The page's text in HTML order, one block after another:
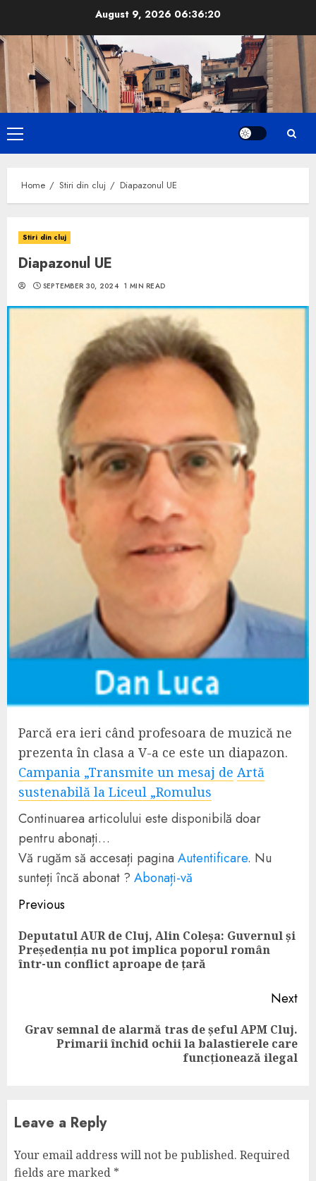
content
August 9, 202606:36:21
Primary
Menu
Home Stiri din cluj Diapazonul UE
Stiri din cluj
Diapazonul UE
SEPTEMBER 30, 2024 1 MIN READ
Parcă era ieri când profesoara de muzică ne
prezenta în clasa a V-a ce este un diapazon.
Campania „Transmite un mesaj de Artă
sustenabilă la Liceul „Romulus
Continuarea articolului este disponibilă doar
pentru abonați…
Vă rugăm să accesați pagina Autentificare. Nu
sunteți încă abonat ? Abonați-vă
Continue
Reading
Previous
Deputatul AUR de Cluj, Alin Coleșa: Guvernul și
Președenția nu pot implica poporul român
într-un conflict aproape de țară
Next
Next
Grav semnal de alarmă tras de șeful APM Cluj.
Primarii închid ochii la balastierele care
funcționează ilegal
Leave a Reply
Your email address will not be published. Required
fields are marked *